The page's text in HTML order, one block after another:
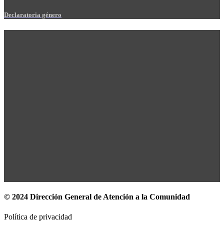
Declaratoria género
© 2024 Dirección General de Atención a la Comunidad
Política de privacidad